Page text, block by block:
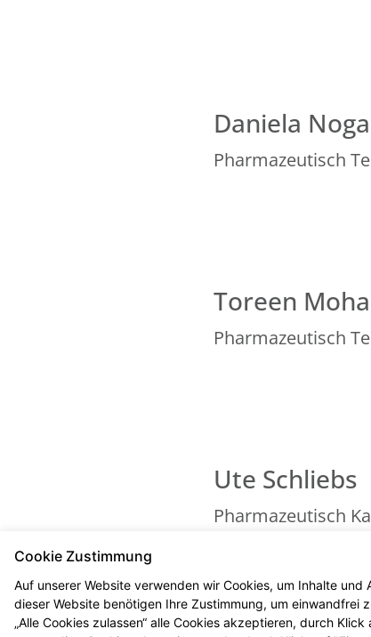
Daniela Noga
Pharmazeutisch
Toreen
Pharmazeutisch
Ute Schliebs
Pharmazeutisch
Cookie Zustimmung
Auf unserer Website verwenden wir Cookies, um Inhalte
dieser Website benötigen Ihre Zustimmung, um einwandfrei
„Alle Cookies zulassen“ alle Cookies akzeptieren, durch